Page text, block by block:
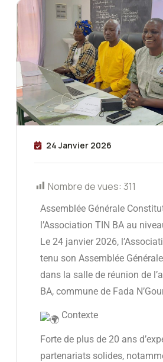
24 Janvier 2026
Nombre de vues: 311
Assemblée Générale
l’Association TIN BA au
Le 24 janvier 2026,
tenu son Assemblée
dans la salle de réunion de
BA, commune de Fada
Contexte
Forte de plus de 20 ans
partenariats solides,